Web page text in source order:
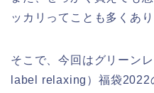
ッカリってことも多くあり
そこで、今回はグリーン
label relaxing）福袋2022